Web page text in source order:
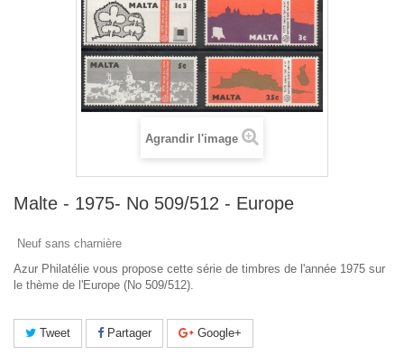
Agrandir l'image
Malte - 1975- No 509/512 - Europe
Neuf sans charnière
Azur Philatélie vous propose cette série de timbres de l'année 1975 sur
le thème de l'Europe (No 509/512).
Tweet Partager Google+